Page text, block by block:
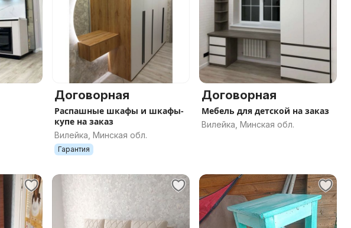
Договорная
Распашные шкафы и шкафы-
купе на заказ
Вилейка, Минская обл.
Гарантия
Договорная
Мебель для детской на заказ
Вилейка, Минская обл.